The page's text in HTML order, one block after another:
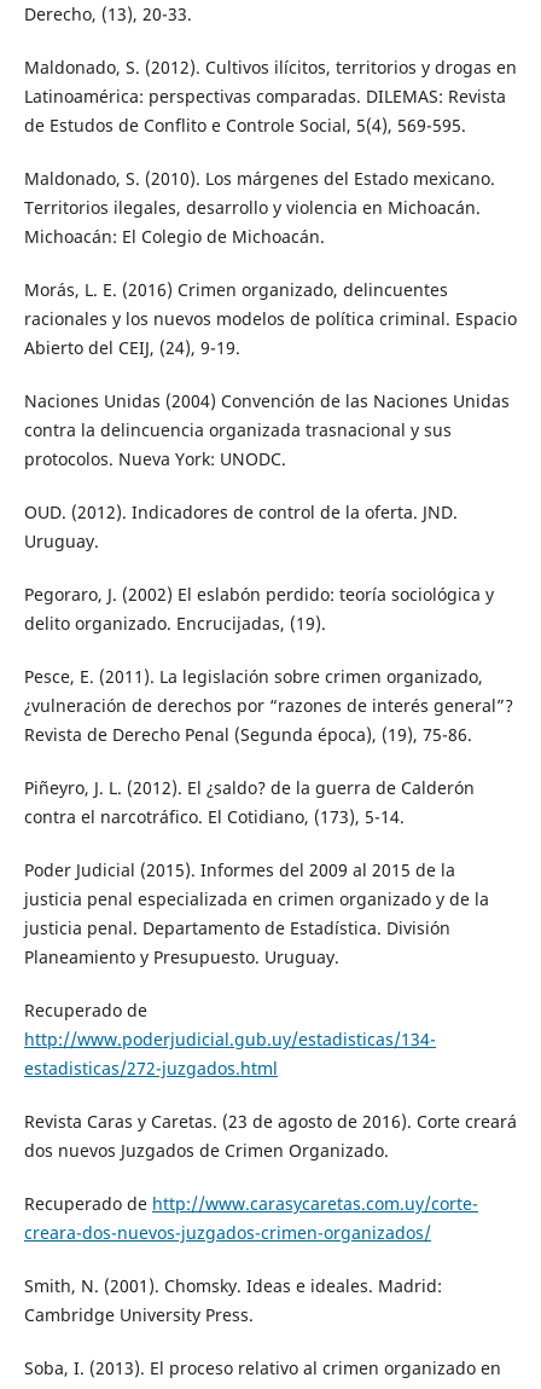
Derecho, (13), 20-33.
Maldonado, S. (2012). Cultivos ilícitos, territorios y drogas en
Latinoamérica: perspectivas comparadas. DILEMAS: Revista
de Estudos de Conflito e Controle Social, 5(4), 569-595.
Maldonado, S. (2010). Los márgenes del Estado mexicano.
Territorios ilegales, desarrollo y violencia en Michoacán.
Michoacán: El Colegio de Michoacán.
Morás, L. E. (2016) Crimen organizado, delincuentes
racionales y los nuevos modelos de política criminal. Espacio
Abierto del CEIJ, (24), 9-19.
Naciones Unidas (2004) Convención de las Naciones Unidas
contra la delincuencia organizada trasnacional y sus
protocolos. Nueva York: UNODC.
OUD. (2012). Indicadores de control de la oferta. JND.
Uruguay.
Pegoraro, J. (2002) El eslabón perdido: teoría sociológica y
delito organizado. Encrucijadas, (19).
Pesce, E. (2011). La legislación sobre crimen organizado,
¿vulneración de derechos por “razones de interés general”?
Revista de Derecho Penal (Segunda época), (19), 75-86.
Piñeyro, J. L. (2012). El ¿saldo? de la guerra de Calderón
contra el narcotráfico. El Cotidiano, (173), 5-14.
Poder Judicial (2015). Informes del 2009 al 2015 de la
justicia penal especializada en crimen organizado y de la
justicia penal. Departamento de Estadística. División
Planeamiento y Presupuesto. Uruguay.
Recuperado de
http://www.poderjudicial.gub.uy/estadisticas/134-
estadisticas/272-juzgados.html
Revista Caras y Caretas. (23 de agosto de 2016). Corte creará
dos nuevos Juzgados de Crimen Organizado.
Recuperado de http://www.carasycaretas.com.uy/corte-
creara-dos-nuevos-juzgados-crimen-organizados/
Smith, N. (2001). Chomsky. Ideas e ideales. Madrid:
Cambridge University Press.
Soba, I. (2013). El proceso relativo al crimen organizado en